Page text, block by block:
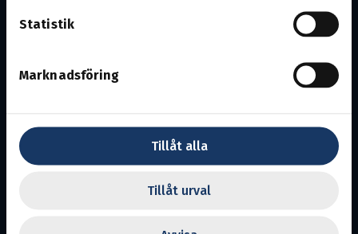
Statistik
Marknadsföring
Tillåt alla
Tillåt urval
Avdelning 18. Ansvarig utgivare: Christina Mattisson
intressen på arbetsmarknaden och inom näringslivet.